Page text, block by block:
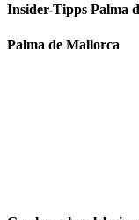
Insider-Tipps Palma
Palma de Mallorca